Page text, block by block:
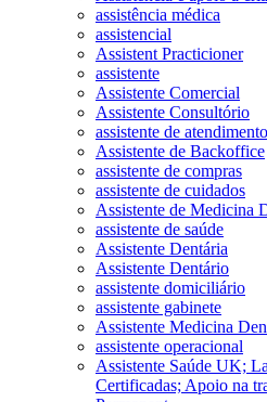
assistência médica
assistencial
Assistent Practicioner
assistente
Assistente Comercial
Assistente Consultório
assistente de atendimento
Assistente de Backoffice
assistente de compras
assistente de cuidados
Assistente de Medicina
assistente de saúde
Assistente Dentária
Assistente Dentário
assistente domiciliário
assistente gabinete
Assistente Medicina
assistente operacional
Assistente Saúde UK;
Certificadas; Apoio na